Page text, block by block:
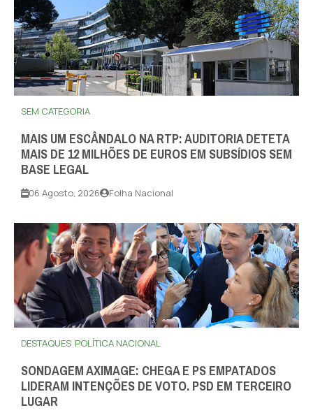
SEM CATEGORIA
MAIS UM ESCÂNDALO NA RTP: AUDITORIA DETETA
MAIS DE 12 MILHÕES DE EUROS EM SUBSÍDIOS SEM
BASE LEGAL
06 Agosto, 2026 Folha Nacional
DESTAQUES POLÍTICA NACIONAL
SONDAGEM AXIMAGE: CHEGA E PS EMPATADOS
LIDERAM INTENÇÕES DE VOTO. PSD EM TERCEIRO
LUGAR